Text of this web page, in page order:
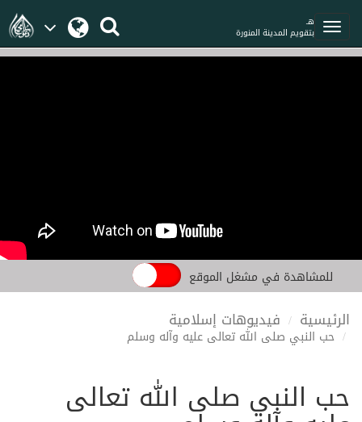
هـ
بتقويم المدينة المنورة
للمشاهدة في مشغل الموقع
الرئيسية فيديوهات إسلامية
حب النبي صلى الله تعالى عليه وآله وسلم
حب النبي صلى الله تعالى